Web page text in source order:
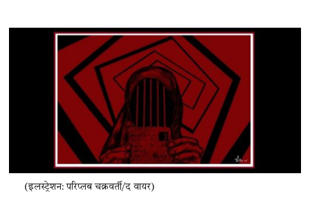
(इलस्ट्रेशन: परिप्लब चक्रवर्ती/द वायर)